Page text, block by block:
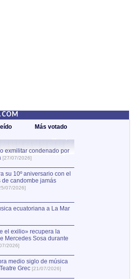
Más votado
exmilitar condenado por
[27/07/2026]
su 10º aniversario con el
candombe jamás
07/2026]
ecuatoriana a La Mar
el exilio» recupera la
Mercedes Sosa durante
2026]
medio siglo de música
Grec [21/07/2026]